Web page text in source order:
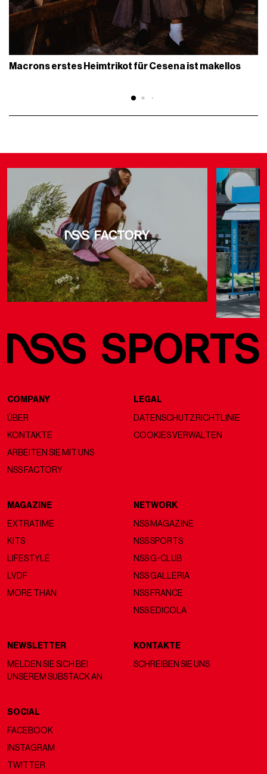
Macrons erstes Heimtrikot für Cesena ist makellos
COMPANY
ÜBER
KONTAKTE
ARBEITEN SIE MIT UNS
NSS FACTORY
LEGAL
DATENSCHUTZRICHTLINIE
COOKIES VERWALTEN
MAGAZINE
EXTRATIME
KITS
LIFESTYLE
LVDF
MORE THAN
NETWORK
NSS MAGAZINE
NSS SPORTS
NSS G-CLUB
NSS GALLERIA
NSS FRANCE
NSS EDICOLA
NEWSLETTER
MELDEN SIE SICH BEI
UNSEREM SUBSTACK AN
KONTAKTE
SCHREIBEN SIE UNS
SOCIAL
FACEBOOK
INSTAGRAM
TWITTER